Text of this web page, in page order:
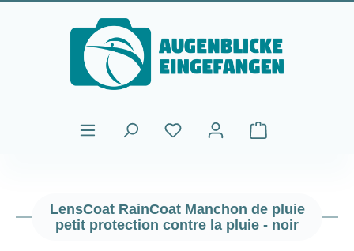
Passer au contenu principal
Le panier
LensCoat RainCoat Manchon de pluie
petit protection contre la pluie - noir